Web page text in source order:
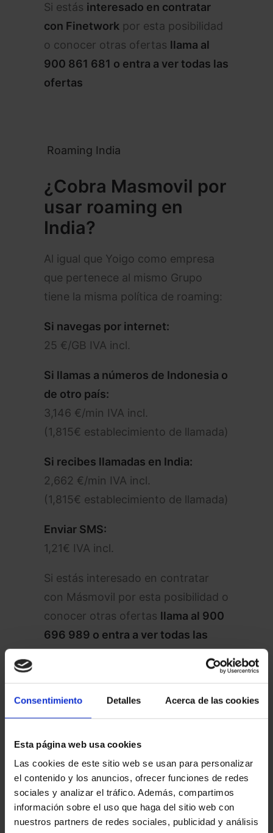
Consentimiento Detalles Acerca de las cookies
Esta página web usa cookies
Las cookies de este sitio web se usan para personalizar
el contenido y los anuncios, ofrecer funciones de redes
sociales y analizar el tráfico. Además, compartimos
información sobre el uso que haga del sitio web con
nuestros partners de redes sociales, publicidad y análisis
Si estás interesado en contratar
con Finetwork por esta posibilidad
o conocer otras ofertas llama al
900 861 681 o entra a ver todas las
ofertas
Roaming India
¿Cobra Masmovil por
usar roaming en
India?
Al igual que Yoigo como empresa
que pertenece al mismo Grupo
tiene la misma política de roaming:
Si navegas por internet:
25 €/GB IVA incl.
Si llamas a números de Indonesia o
de otro país:
3,146 €/min IVA incl.
(1,815€ establecimiento de llamada)
Si recibes llamadas en India:
2,662 €/min IVA incl.
(1,815€ establecimiento de llamada)
Enviar SMS:
1,21€ IVA incl.
Si estás interesado en contratar
con Másmovil por esta posibilidad o
conocer otras ofertas llama al 900
696 989 o entra a ver todas las
Masmovil roaming
¿Cobra DIGI por usar
roaming en India?
En la página deDIGIpodemos
consultar en todo momento el